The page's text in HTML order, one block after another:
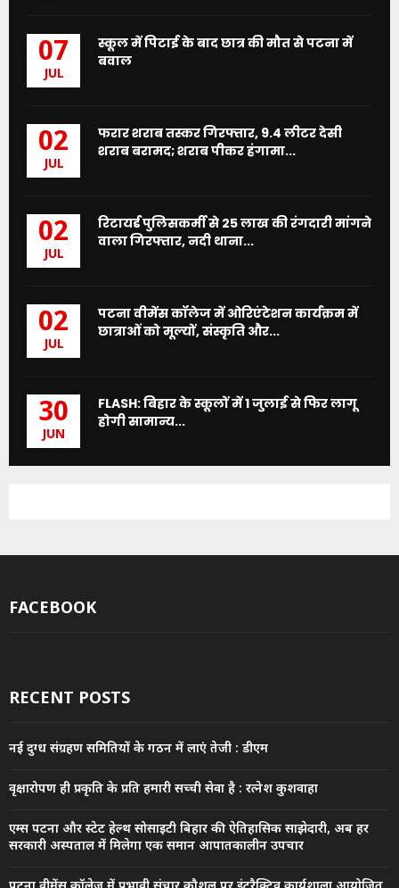
07
JUL
स्कूल में पिटाई के बाद छात्र की मौत से पटना में
बवाल
02
JUL
फरार शराब तस्कर गिरफ्तार, 9.4 लीटर देसी
शराब बरामद; शराब पीकर हंगामा...
02
JUL
रिटायर्ड पुलिसकर्मी से 25 लाख की रंगदारी मांगने
वाला गिरफ्तार, नदी थाना...
02
JUL
पटना वीमेंस कॉलेज में ओरिएंटेशन कार्यक्रम में
छात्राओं को मूल्यों, संस्कृति और...
30
JUN
FLASH: बिहार के स्कूलों में 1 जुलाई से फिर लागू
होगी सामान्य...
FACEBOOK
RECENT POSTS
नई दुग्ध संग्रहण समितियों के गठन में लाएं तेजी : डीएम
वृक्षारोपण ही प्रकृति के प्रति हमारी सच्ची सेवा है : रत्नेश कुशवाहा
एम्स पटना और स्टेट हेल्थ सोसाइटी बिहार की ऐतिहासिक साझेदारी, अब हर
सरकारी अस्पताल में मिलेगा एक समान आपातकालीन उपचार